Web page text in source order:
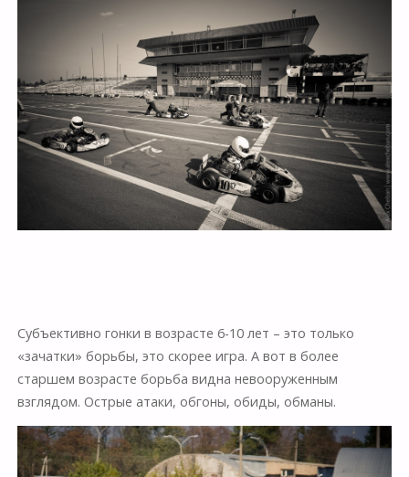
Субъективно гонки в возрасте 6-10 лет – это только
«зачатки» борьбы, это скорее игра. А вот в более
старшем возрасте борьба видна невооруженным
взглядом. Острые атаки, обгоны, обиды, обманы.